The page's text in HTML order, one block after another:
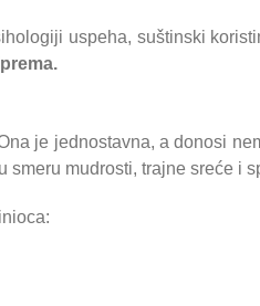
uspeha, suštinski
je jednostavna, a donosi
smeru mudrosti, trajne sreće i